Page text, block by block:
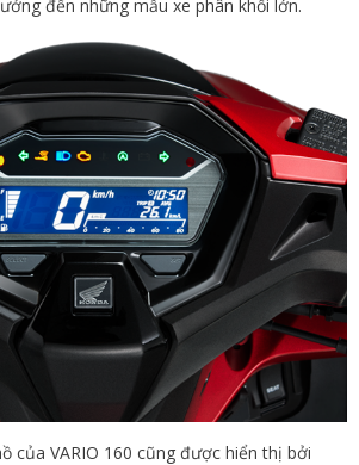
đến những mẫu xe phân khối lớn.
của VARIO 160 cũng được hiển thị bởi